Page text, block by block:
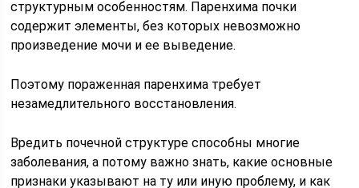
структурным особенностям. Паренхима почки
содержит элементы, без которых невозможно
произведение мочи и ее выведение.
Поэтому пораженная паренхима требует
незамедлительного восстановления.
Вредить почечной структуре способны многие
заболевания, а потому важно знать, какие основные
признаки указывают на ту или иную проблему, и как